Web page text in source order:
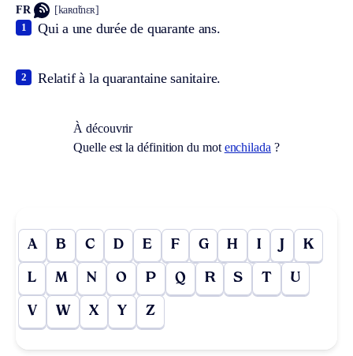
FR [kaʀɑ̃tnɛʀ]
Qui a une durée de quarante ans.
1
Relatif à la quarantaine sanitaire.
2
À découvrir
Quelle est la définition du mot enchilada ?
A B C D E F G H I J K
L M N O P Q R S T U
V W X Y Z